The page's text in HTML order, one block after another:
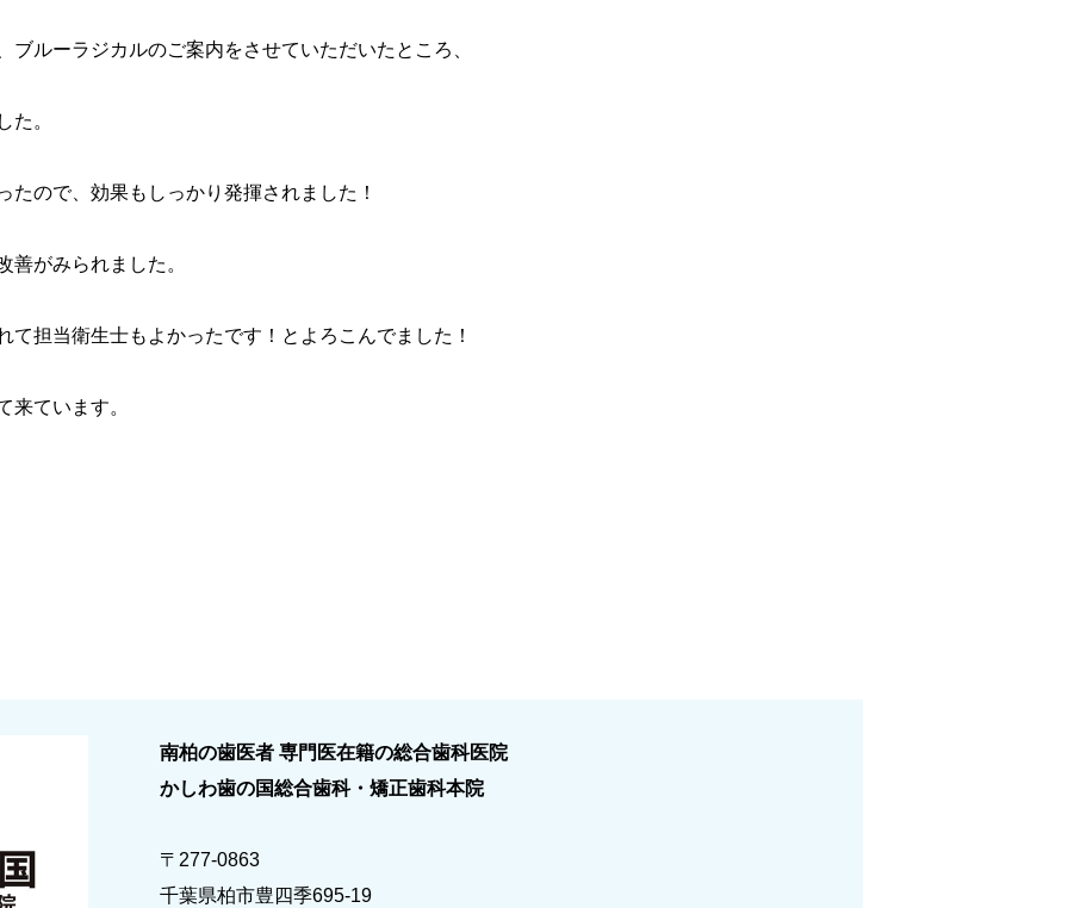
ルーラジカルのご案内をさせていただいたところ、
た。
ので、効果もしっかり発揮されました！
善がみられました。
担当衛生士もよかったです！とよろこんでました！
来ています。
南柏の歯医者 専門医在籍の総合歯科医院
かしわ歯の国総合歯科・矯正歯科本院
〒277-0863
千葉県柏市豊四季695-19